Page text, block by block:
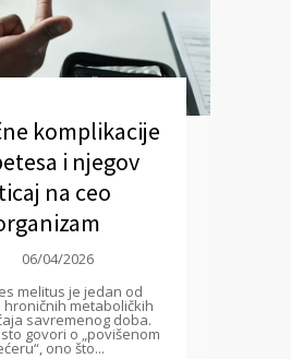
komplikacije
i njegov
na ceo
06/04/2026
melitus je jedan od
hroničnih metaboličkih
savremenog doba.
govori o „povišenom
ono što...